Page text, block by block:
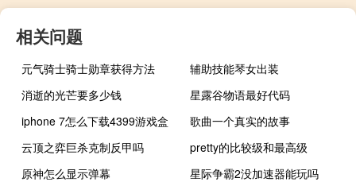
相关问题
元气骑士骑士勋章获得方法
辅助技能琴女出装
消逝的光芒要多少钱
星露谷物语最好代码
iphone 7怎么下载4399游戏盒
歌曲一个真实的故事
云顶之弈巨杀克制反甲吗
pretty的比较级和最高级
原神怎么显示弹幕
星际争霸2没加速器能玩吗